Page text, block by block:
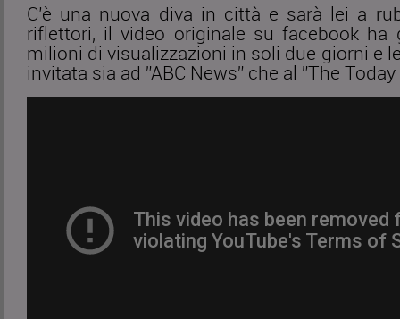
C’è una nuova diva in città e sarà lei a
riflettori, il video originale su facebook ha
milioni di visualizzazioni in soli due giorni e
invitata sia ad ”ABC News” che al ”The